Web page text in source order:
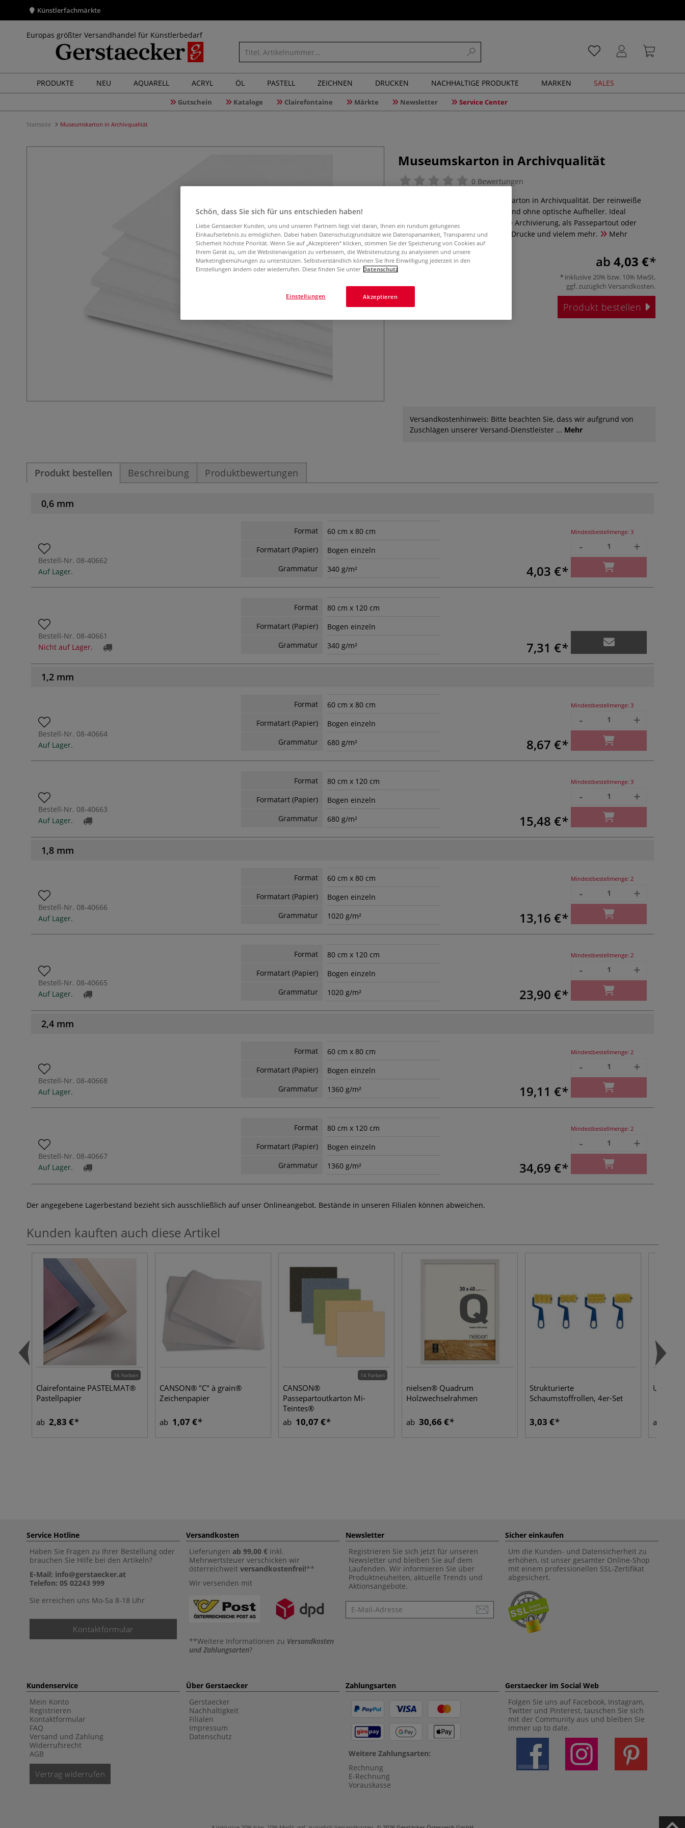
Künstlerfachmärkte
Europas größter Versandhandel für Künstlerbedarf
PRODUKTE NEU AQUARELL ACRYL ÖL PASTELL ZEICHNEN DRUCKEN NACHHALTIGE PRODUKTE MARKEN SALES
Gutschein Kataloge Clairefontaine Märkte Newsletter Service Center
Startseite Museumskarton in Archivqualität
Museumskarton in Archivqualität
0 Bewertungen
Alterungsbeständiger Museumskarton in Archivqualität. Der reinweiße
Karton ist pH-neutral, säurefrei und ohne optische Aufheller. Ideal
geeignet für die Restauration, die Archivierung, als Passepartout oder
Rückwandkarton für Fotografien, Drucke und vielem mehr.
Mehr
ab 4,03 €
inklusive 20% bzw. 10% MwSt,
ggf. zuzüglich Versandkosten.
Produkt bestellen
Versandkostenhinweis: Bitte beachten Sie, dass wir aufgrund von
Zuschlägen unserer Versand-Dienstleister ... Mehr
Produkt bestellen Beschreibung Produktbewertungen
0,6 mm
Bestell-Nr. 08-40662
Auf Lager.
Format
60 cm x 80 cm
Formatart (Papier)
Bogen einzeln
Grammatur
340 g/m² 4,03 €
Mindestbestellmenge: 3
- +
Bestell-Nr. 08-40661
Nicht auf Lager.
Format
80 cm x 120 cm
Formatart (Papier)
Bogen einzeln
Grammatur
340 g/m² 7,31 €
1,2 mm
Bestell-Nr. 08-40664
Auf Lager.
Format
60 cm x 80 cm
Formatart (Papier)
Bogen einzeln
Grammatur
680 g/m² 8,67 €
Mindestbestellmenge: 3
- +
Bestell-Nr. 08-40663
Auf Lager.
Format
80 cm x 120 cm
Formatart (Papier)
Bogen einzeln
Grammatur
680 g/m² 15,48 €
Mindestbestellmenge: 3
- +
1,8 mm
Bestell-Nr. 08-40666
Auf Lager.
Format
60 cm x 80 cm
Formatart (Papier)
Bogen einzeln
Grammatur
1020 g/m² 13,16 €
Mindestbestellmenge: 2
- +
Bestell-Nr. 08-40665
Auf Lager.
Format
80 cm x 120 cm
Formatart (Papier)
Bogen einzeln
Grammatur
1020 g/m² 23,90 €
Mindestbestellmenge: 2
- +
2,4 mm
Bestell-Nr. 08-40668
Auf Lager.
Format
60 cm x 80 cm
Formatart (Papier)
Bogen einzeln
Grammatur
1360 g/m² 19,11 €
Mindestbestellmenge: 2
- +
Bestell-Nr. 08-40667
Auf Lager.
Format
80 cm x 120 cm
Formatart (Papier)
Bogen einzeln
Grammatur
1360 g/m² 34,69 €
Mindestbestellmenge: 2
- +
Der angegebene Lagerbestand bezieht sich ausschließlich auf unser Onlineangebot. Bestände in unseren Filialen können abweichen.
Kunden kauften auch diese Artikel
16 Farben
Clairefontaine PASTELMAT®
Pastellpapier
ab 2,83 €
CANSON® "C" à grain®
Zeichenpapier
ab 1,07 €
14 Farben
CANSON®
Passepartoutkarton Mi-
Teintes®
ab 10,07 €
nielsen® Quadrum
Holzwechselrahmen
ab 30,66 €
Strukturierte
Schaumstoffrollen, 4er-Set
3,03 €
Ultra-
ab
Service Hotline
Haben Sie Fragen zu Ihrer Bestellung oder
brauchen Sie Hilfe bei den Artikeln?
E-Mail: info@gerstaecker.at
Telefon: 05 02243 999
Sie erreichen uns Mo-Sa 8-18 Uhr
Kontaktformular
Versandkosten
Lieferungen ab 99,00 € inkl.
Mehrwertsteuer verschicken wir
österreichweit versandkostenfrei!**
Wir versenden mit
**Weitere Informationen zu Versandkosten
und Zahlungsarten?
Newsletter
Registrieren Sie sich jetzt für unseren
Newsletter und bleiben Sie auf dem
Laufenden. Wir informieren Sie über
Produktneuheiten, aktuelle Trends und
Aktionsangebote.
Newsletter
Sicher einkaufen
Um die Kunden- und Datensicherheit zu
erhöhen, ist unser gesamter Online-Shop
mit einem professionellen SSL-Zertifikat
abgesichert.
Kundenservice
Mein Konto
Registrieren
Kontaktformular
FAQ
Versand und Zahlung
Widerrufsrecht
AGB
Vertrag widerrufen
Über Gerstaecker
Gerstaecker
Nachhaltigkeit
Filialen
Impressum
Datenschutz
Zahlungsarten
Weitere Zahlungsarten:
Rechnung
E-Rechnung
Vorauskasse
Gerstaecker im Social Web
Folgen Sie uns auf Facebook, Instagram,
Twitter und Pinterest, tauschen Sie sich
mit der Community aus und bleiben Sie
immer up to date.
Schön, dass Sie sich für uns entschieden haben!
Liebe Gerstaecker Kunden, uns und unseren Partnern liegt viel daran, Ihnen ein rundum gelungenes
Einkaufserlebnis zu ermöglichen. Dabei haben Datenschutzgrundsätze wie Datensparsamkeit, Transparenz und
Sicherheit höchste Priorität. Wenn Sie auf „Akzeptieren“ klicken, stimmen Sie der Speicherung von Cookies auf
Ihrem Gerät zu, um die Websitenavigation zu verbessern, die Websitenutzung zu analysieren und unsere
Marketingbemühungen zu unterstützen. Selbstverständlich können Sie Ihre Einwilligung jederzeit in den
Einstellungen ändern oder wiederrufen. Diese finden Sie unter Datenschutz
Akzeptieren
Einstellungen